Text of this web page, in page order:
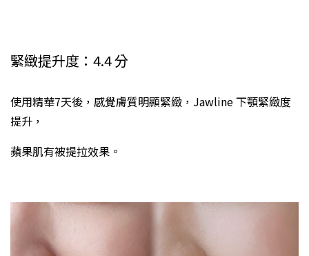
緊緻提升度：4.4 分
使用精華7天後，感覺膚質明顯緊緻，Jawline 下顎緊緻度
提升，
蘋果肌有被提拉效果。